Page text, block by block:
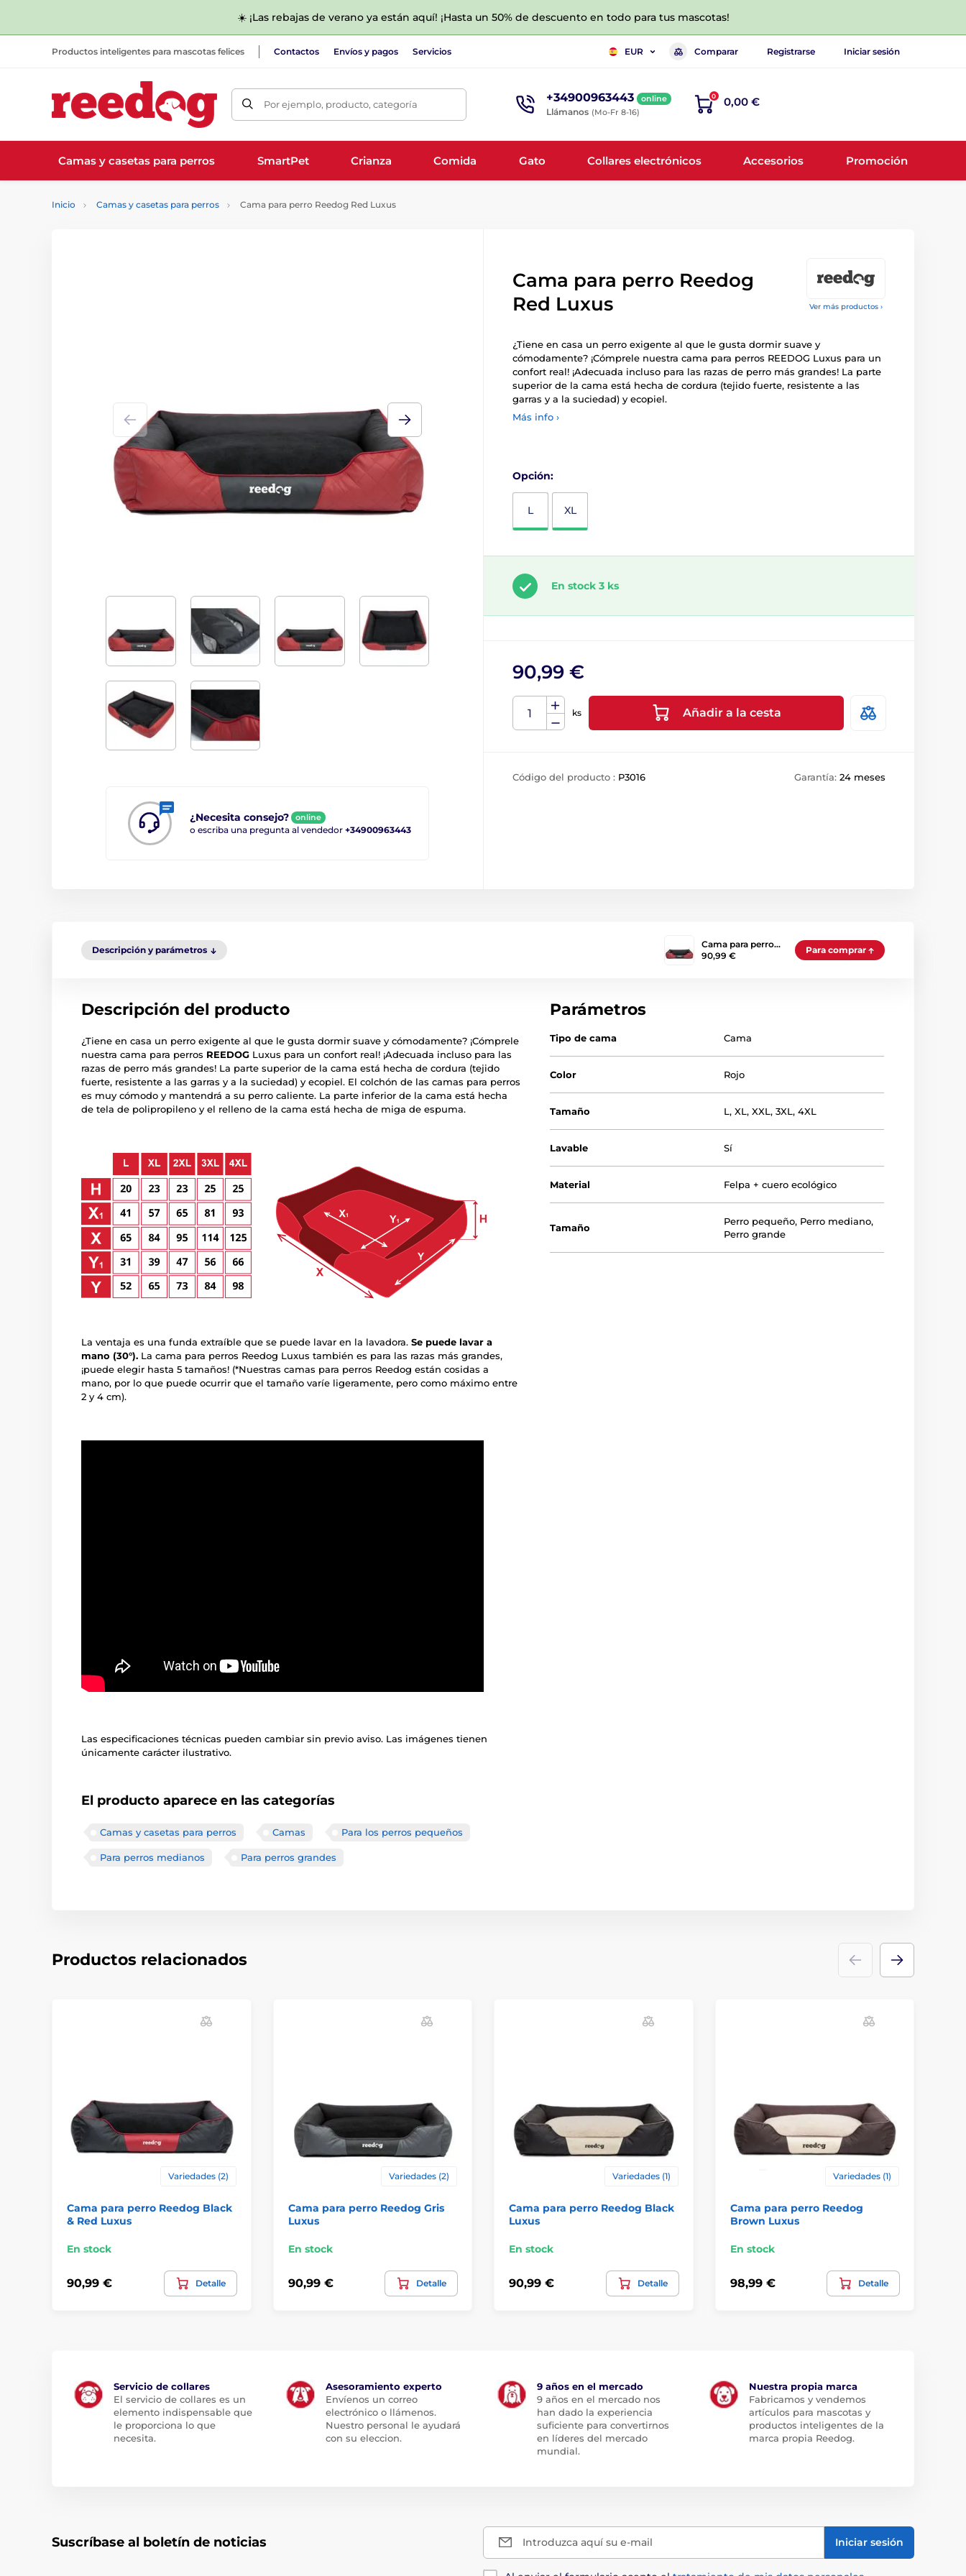
☀️ ¡Las rebajas de verano ya están aquí! ¡Hasta un 50% de descuento en todo para tus mascotas!
Productos inteligentes para mascotas felices Contactos Envíos y pagos Servicios EUR Comparar Registrarse Iniciar sesión
Por ejemplo, producto, categoría +34900963443 online
Llámanos (Mo-Fr 8-16)
0 0,00 €
Camas y casetas para perros SmartPet Crianza Comida Gato Collares electrónicos Accesorios Promoción
Inicio Camas y casetas para perros Cama para perro Reedog Red Luxus
Ver más productos ›
¿Necesita consejo? online
o escriba una pregunta al vendedor +34900963443
Cama para perro Reedog
Red Luxus
¿Tiene en casa un perro exigente al que le gusta dormir suave y
cómodamente? ¡Cómprele nuestra cama para perros REEDOG Luxus para un
confort real! ¡Adecuada incluso para las razas de perro más grandes! La parte
superior de la cama está hecha de cordura (tejido fuerte, resistente a las
garras y a la suciedad) y ecopiel.
Más info ›
Opción:
L XL
En stock 3 ks
90,99 €
ks Añadir a la cesta
Código del producto : P3016 Garantía: 24 meses
Descripción y parámetros
Cama para perro…
90,99 €
Para comprar
Descripción del producto
¿Tiene en casa un perro exigente al que le gusta dormir suave y cómodamente? ¡Cómprele
nuestra cama para perros REEDOG Luxus para un confort real! ¡Adecuada incluso para las
razas de perro más grandes! La parte superior de la cama está hecha de cordura (tejido
fuerte, resistente a las garras y a la suciedad) y ecopiel. El colchón de las camas para perros
es muy cómodo y mantendrá a su perro caliente. La parte inferior de la cama está hecha
de tela de polipropileno y el relleno de la cama está hecha de miga de espuma.
La ventaja es una funda extraíble que se puede lavar en la lavadora. Se puede lavar a
mano (30°). La cama para perros Reedog Luxus también es para las razas más grandes,
¡puede elegir hasta 5 tamaños! (*Nuestras camas para perros Reedog están cosidas a
mano, por lo que puede ocurrir que el tamaño varíe ligeramente, pero como máximo entre
2 y 4 cm).
Las especificaciones técnicas pueden cambiar sin previo aviso. Las imágenes tienen
únicamente carácter ilustrativo.
El producto aparece en las categorías
Camas y casetas para perros Camas Para los perros pequeños
Para perros medianos Para perros grandes
Parámetros
Tipo de cama Cama
Color Rojo
Tamaño L,XL,XXL,3XL,4XL
Lavable Sí
Material Felpa + cuero ecológico
Tamaño
Perro pequeño, Perro mediano,
Perro grande
Productos relacionados
Variedades (2)
Cama para perro Reedog Black
& Red Luxus
En stock
90,99 € Detalle
Variedades (2)
Cama para perro Reedog Gris
Luxus
En stock
90,99 € Detalle
Variedades (1)
Cama para perro Reedog Black
Luxus
En stock
90,99 € Detalle
Variedades (1)
Cama para perro Reedog
Brown Luxus
En stock
98,99 € Detalle
Servicio de collares
El servicio de collares es un
elemento indispensable que
le proporciona lo que
necesita.
Asesoramiento experto
Envíenos un correo
electrónico o llámenos.
Nuestro personal le ayudará
con su eleccion.
9 años en el mercado
9 años en el mercado nos
han dado la experiencia
suficiente para convertirnos
en líderes del mercado
mundial.
Nuestra propia marca
Fabricamos y vendemos
artículos para mascotas y
productos inteligentes de la
marca propia Reedog.
Suscríbase al boletín de noticias Introduzca aquí su e-mail Iniciar sesión